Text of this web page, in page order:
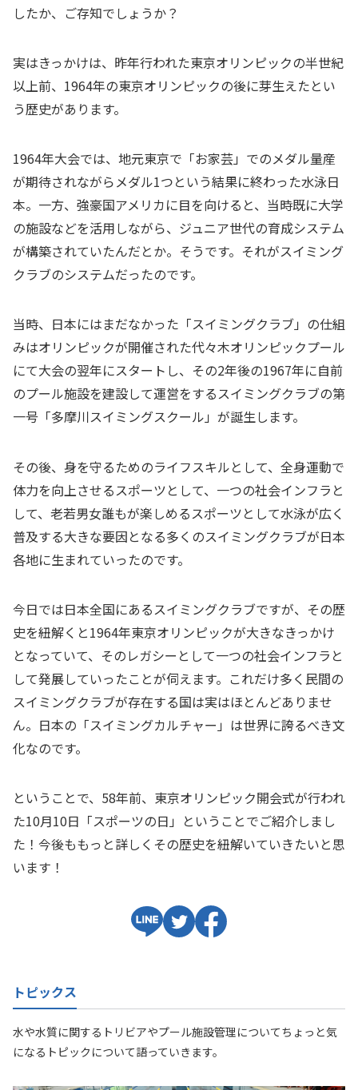
したか、ご存知でしょうか？
実はきっかけは、昨年行われた東京オリンピックの半世紀
以上前、1964年の東京オリンピックの後に芽生えたとい
う歴史があります。
1964年大会では、地元東京で「お家芸」でのメダル量産
が期待されながらメダル1つという結果に終わった水泳日
本。一方、強豪国アメリカに目を向けると、当時既に大学
の施設などを活用しながら、ジュニア世代の育成システム
が構築されていたんだとか。そうです。それがスイミング
クラブのシステムだったのです。
当時、日本にはまだなかった「スイミングクラブ」の仕組
みはオリンピックが開催された代々木オリンピックプール
にて大会の翌年にスタートし、その2年後の1967年に自前
のプール施設を建設して運営をするスイミングクラブの第
一号「多摩川スイミングスクール」が誕生します。
その後、身を守るためのライフスキルとして、全身運動で
体力を向上させるスポーツとして、一つの社会インフラと
して、老若男女誰もが楽しめるスポーツとして水泳が広く
普及する大きな要因となる多くのスイミングクラブが日本
各地に生まれていったのです。
今日では日本全国にあるスイミングクラブですが、その歴
史を紐解くと1964年東京オリンピックが大きなきっかけ
となっていて、そのレガシーとして一つの社会インフラと
して発展していったことが伺えます。これだけ多く民間の
スイミングクラブが存在する国は実はほとんどありませ
ん。日本の「スイミングカルチャー」は世界に誇るべき文
化なのです。
ということで、58年前、東京オリンピック開会式が行われ
た10月10日「スポーツの日」ということでご紹介しまし
た！今後ももっと詳しくその歴史を紐解いていきたいと思
います！
トピックス
水や水質に関するトリビアやプール施設管理についてちょっと気
になるトピックについて語っていきます。